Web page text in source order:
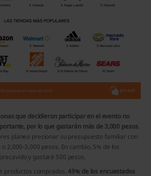
que decidieron participar en el evento no
por lo que gastarán más de 3,000 pesos.
planea presionar su presupuesto familiar con
2,000-3,000 pesos. En cambio, 5% de los
y gastará 500 pesos.
productos comprados,49% de los encuestados